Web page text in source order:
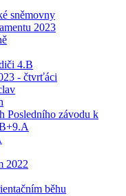
sněmovny
2023
4.B
- čtvrťáci
Posledního závodu k
2022
běhu